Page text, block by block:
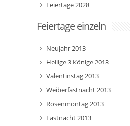
Feiertage 2028
Feiertage einzeln
Neujahr 2013
Heilige 3 Könige 2013
Valentinstag 2013
Weiberfastnacht 2013
Rosenmontag 2013
Fastnacht 2013